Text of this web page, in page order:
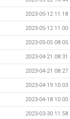
2023-05-12 11:18
2023-05-12 11:00
2023-05-05 08:05
2023-04-21 08:31
2023-04-21 08:27
2023-04-19 10:03
2023-04-18 10:00
2023-03-30 11:58